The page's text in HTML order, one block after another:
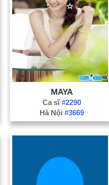
MAYA
Ca sĩ#2290
Hà Nội #3669